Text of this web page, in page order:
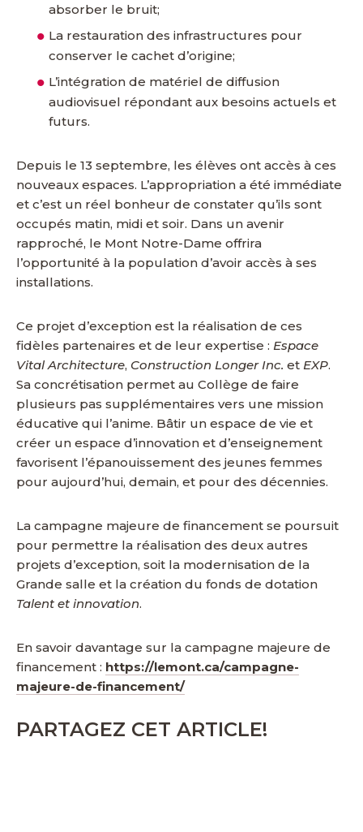
absorber le bruit;
La restauration des infrastructures pour
conserver le cachet d’origine;
L’intégration de matériel de diffusion
audiovisuel répondant aux besoins actuels et
futurs.
Depuis le 13 septembre, les élèves ont accès à ces
nouveaux espaces. L’appropriation a été immédiate
et c’est un réel bonheur de constater qu’ils sont
occupés matin, midi et soir. Dans un avenir
rapproché, le Mont Notre-Dame offrira
l’opportunité à la population d’avoir accès à ses
installations.
Ce projet d’exception est la réalisation de ces
fidèles partenaires et de leur expertise : Espace
Vital Architecture, Construction Longer Inc. et EXP.
Sa concrétisation permet au Collège de faire
plusieurs pas supplémentaires vers une mission
éducative qui l’anime. Bâtir un espace de vie et
créer un espace d’innovation et d’enseignement
favorisent l’épanouissement des jeunes femmes
pour aujourd’hui, demain, et pour des décennies.
La campagne majeure de financement se poursuit
pour permettre la réalisation des deux autres
projets d’exception, soit la modernisation de la
Grande salle et la création du fonds de dotation
Talent et innovation.
En savoir davantage sur la campagne majeure de
financement : https://lemont.ca/campagne-
majeure-de-financement/
PARTAGEZ CET ARTICLE!